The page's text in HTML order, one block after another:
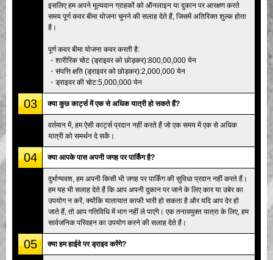
इसलिए हम अपने मूल्यवान ग्राहकों को ऑनलाइन या दुकान पर आरक्षण करते
समय पूर्ण कवर बीमा योजना चुनने की सलाह देते हैं, जिसमें अतिरिक्त शुल्क होता
है।
पूर्ण कवर बीमा योजना कवर करती है:
・शारीरिक चोट (ड्राइवर को छोड़कर):800,00,000 येन
・संपत्ति क्षति (ड्राइवर को छोड़कर):2,000,000 येन
・ड्राइवर की चोट:5,000,000 येन
03 क्या कुछ कार्ट्स में एक से अधिक यात्री हो सकते हैं?
वर्तमान में, हम ऐसी कार्ट्स प्रदान नहीं करते हैं जो एक समय में एक से अधिक
यात्री को समर्थन दे सकें।
04 क्या आपके पास अपनी जगह पर पार्किंग है?
दुर्भाग्यवश, हम अपनी किसी भी जगह पर पार्किंग की सुविधा प्रदान नहीं करते हैं।
हम यह भी सलाह देते हैं कि आप अपनी दुकान पर जाने के लिए कार या उबेर का
उपयोग न करें, क्योंकि यातायात काफी भारी हो सकता है और यदि आप देर हो
जाते हैं, तो आप गतिविधि में भाग नहीं ले पाएंगे। एक तनावमुक्त यात्रा के लिए, हम
सार्वजनिक परिवहन का उपयोग करने की सलाह देते हैं।
05 क्या हम हाईवे पर ड्राइव करेंगे?